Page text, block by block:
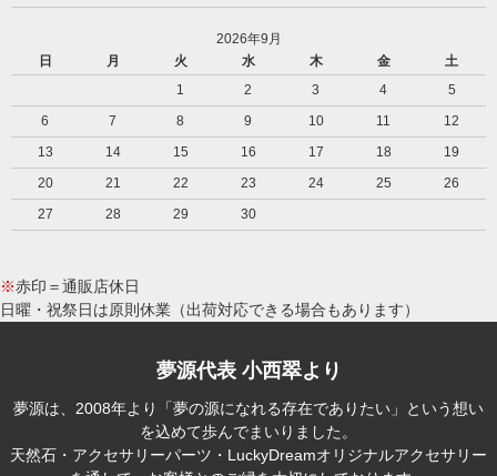
2026年9月
日
月 火 水 木 金
土
1
2 3 4
5
6
7 8 9 10 11
12
13
14 15 16 17 18
19
20
21 22 23 24 25
26
27
28 29 30
※赤印＝通販店休日
日曜・祝祭日は原則休業（出荷対応できる場合もあります）
夢源代表 小西翠より
夢源は、2008年より「夢の源になれる存在でありたい」という想い
を込めて歩んでまいりました。
天然石・アクセサリーパーツ・LuckyDreamオリジナルアクセサリー